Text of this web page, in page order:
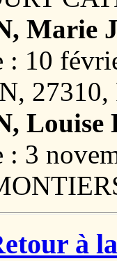
Marie
: 10
Louise
: 3
à